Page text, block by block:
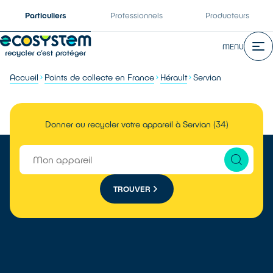
Particuliers Professionnels Producteurs
MENU
Accueil Points de collecte en France Hérault Servian
Donner ou recycler votre appareil à Servian (34)
TROUVER